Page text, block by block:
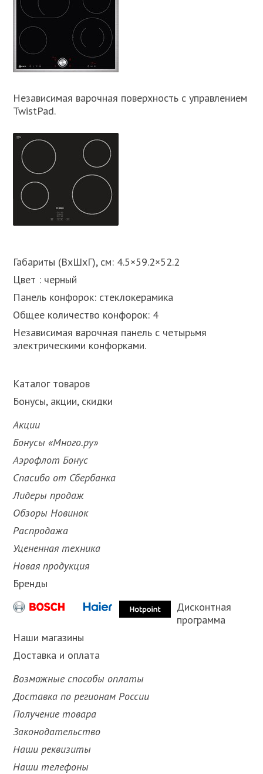
Независимая варочная поверхность с управлением
TwistPad.
Габариты (ВхШхГ), см: 4.5×59.2×52.2
Цвет : черный
Панель конфорок: стеклокерамика
Общее количество конфорок: 4
Независимая варочная панель с четырьмя
электрическими конфорками.
Каталог товаров
Бонусы, акции, скидки
Акции
Бонусы «Много.ру»
Аэрофлот Бонус
Спасибо от Сбербанка
Лидеры продаж
Обзоры Новинок
Распродажа
Уцененная техника
Новая продукция
Бренды
Дисконтная
программа
Наши магазины
Доставка и оплата
Возможные способы оплаты
Доставка по регионам России
Получение товара
Законодательство
Наши реквизиты
Наши телефоны